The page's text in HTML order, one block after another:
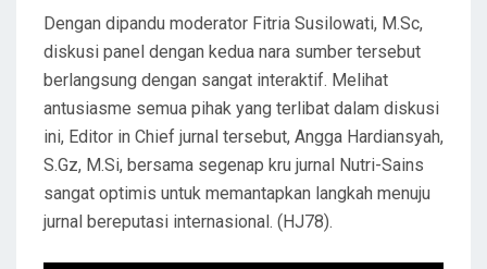
Dengan dipandu moderator Fitria Susilowati, M.Sc,
diskusi panel dengan kedua nara sumber tersebut
berlangsung dengan sangat interaktif. Melihat
antusiasme semua pihak yang terlibat dalam diskusi
ini, Editor in Chief jurnal tersebut, Angga Hardiansyah,
S.Gz, M.Si, bersama segenap kru jurnal Nutri-Sains
sangat optimis untuk memantapkan langkah menuju
jurnal bereputasi internasional. (HJ78).